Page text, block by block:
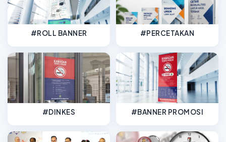
#ROLL BANNER #PERCETAKAN
#DINKES #BANNER PROMOSI